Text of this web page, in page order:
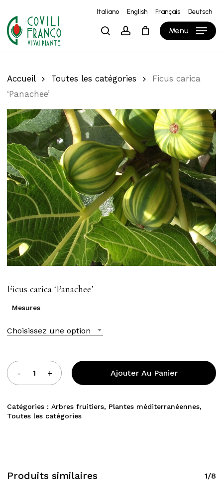
main
content
Italiano English Français Deutsch
searchaccount Menu
Panier Close
Cart
Accueil Toutes les catégories
Ficus carica
‘Panachee’
Ficus carica ‘Panachee’
Mesures
Choisissez une option
Ajouter Au Panier
Catégories : Arbres fruitiers, Plantes méditerranéennes,
Toutes les catégories
Produits similaires 1/8